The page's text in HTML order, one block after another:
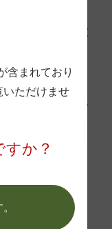
質土壌が特徴
の風が吹き、
ってくれてい
インに塩味を
ています。
しています
。
含まれており
ただけませ
か？